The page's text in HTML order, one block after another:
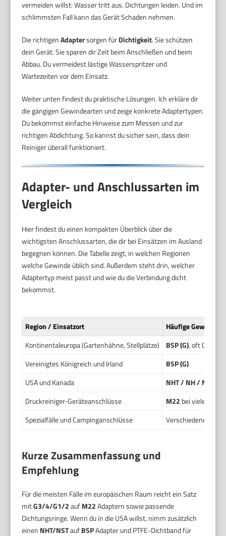
vermeiden willst: Wasser tritt aus. Dichtungen leiden. Und im
schlimmsten Fall kann das Gerät Schaden nehmen.
Die richtigenAdaptersorgen fürDichtigkeit. Sie schützen
dein Gerät. Sie sparen dir Zeit beim Anschließen und beim
Abbau. Du vermeidest lästige Wasserspritzer und
Wartezeiten vor dem Einsatz.
Weiter unten findest du praktische Lösungen. Ich erkläre dir
die gängigen Gewindearten und zeige konkrete Adaptertypen.
Du bekommst einfache Hinweise zum Messen und zur
richtigen Abdichtung. So kannst du sicher sein, dass dein
Reiniger überall funktioniert.
Adapter- und Anschlussarten im
Vergleich
Hier findest du einen kompakten Überblick über die
wichtigsten Anschlussarten, die dir bei Einsätzen im Ausland
begegnen können. Die Tabelle zeigt, in welchen Regionen
welche Gewinde üblich sind. Außerdem steht drin, welcher
Adaptertyp meist passt und wie du die Verbindung dicht
bekommst.
Region / Einsatzort
Häufige
Kontinentaleuropa (Gartenhähne, Stellplätze)
BSP (G), oft
Vereinigtes Königreich und Irland
BSP (G)
USA und Kanada
NHT / NH / NST
Druckreiniger-Geräteanschlüsse
M22 bei vielen
Spezialfälle und Campinganschlüsse
Verschiedene
Kurze Zusammenfassung und
Empfehlung
Für die meisten Fälle im europäischen Raum reicht ein Satz
mitG3/4/G1/2aufM22Adaptern sowie passende
Dichtungsringe. Wenn du in die USA willst, nimm zusätzlich
einen NHT/NSTaufBSPAdapter und PTFE-Dichtband für